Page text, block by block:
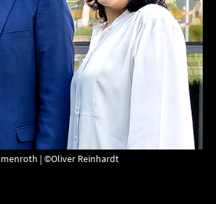
| ©Oliver Reinhardt